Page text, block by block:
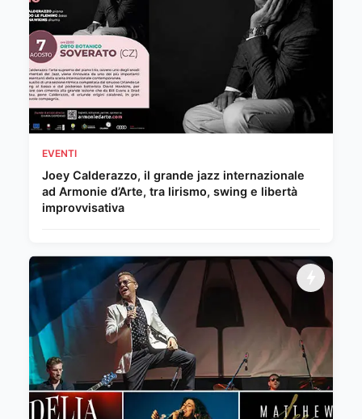
EVENTI
Joey Calderazzo, il grande jazz internazionale
ad Armonie d’Arte, tra lirismo, swing e libertà
improvvisativa